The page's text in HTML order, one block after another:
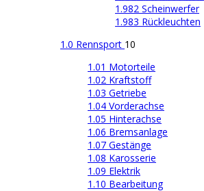
1.982 Scheinwerfer
1.983 Rückleuchten
1.0 Rennsport 10
1.01 Motorteile
1.02 Kraftstoff
1.03 Getriebe
1.04 Vorderachse
1.05 Hinterachse
1.06 Bremsanlage
1.07 Gestänge
1.08 Karosserie
1.09 Elektrik
1.10 Bearbeitung